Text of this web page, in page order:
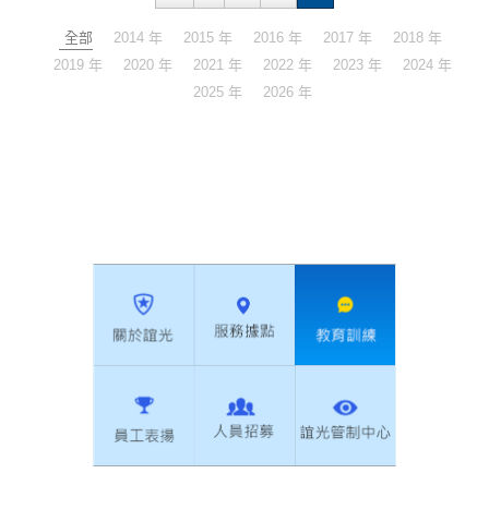
全部 2014 年 2015 年 2016 年 2017 年
2018 年
2019 年
2020 年 2021 年 2022 年 2023 年
2024 年
2025 年
2026 年